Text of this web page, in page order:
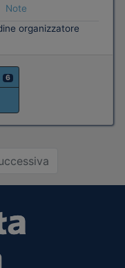
Note
organizzatore
6